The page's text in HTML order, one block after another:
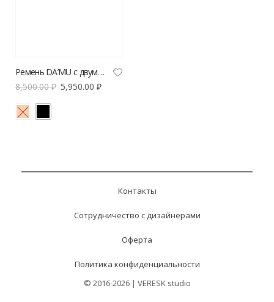
Ремень DA’MU с двумя пряжками
8,500.00₽ 5,950.00 ₽
Контакты
Сотрудничество с дизайнерами
Оферта
Политика конфиденциальности
© 2016-2026 | VERESK studio